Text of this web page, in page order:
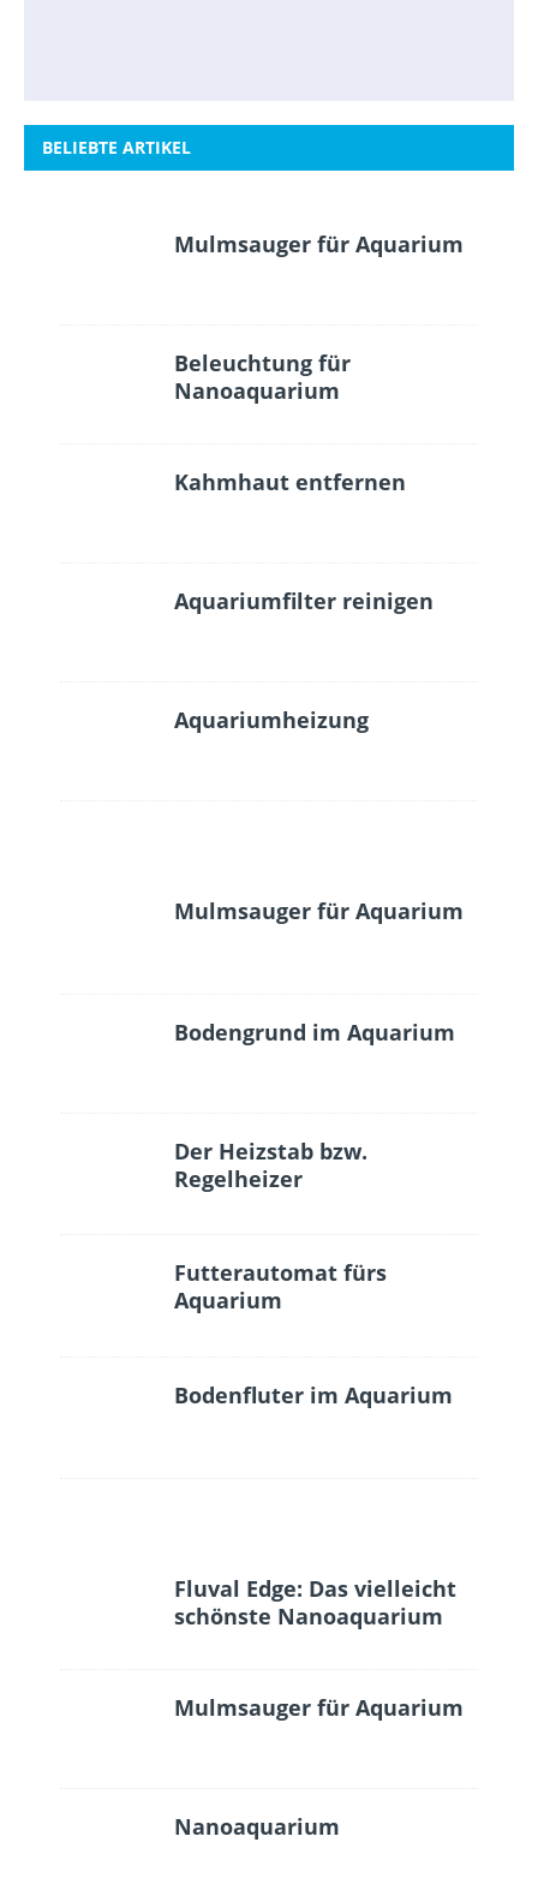
BELIEBTE ARTIKEL
Mulmsauger für Aquarium
Beleuchtung für
Nanoaquarium
Kahmhaut entfernen
Aquariumfilter reinigen
Aquariumheizung
Mulmsauger für Aquarium
Bodengrund im Aquarium
Der Heizstab bzw.
Regelheizer
Futterautomat fürs
Aquarium
Bodenfluter im Aquarium
Fluval Edge: Das vielleicht
schönste Nanoaquarium
Mulmsauger für Aquarium
Nanoaquarium